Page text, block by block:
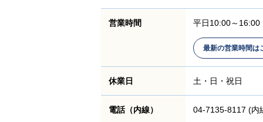
営業時間 平日10:00～16:00
最新の営業時間は
休業日 土・日・祝日
電話（内線） 04-7135-8117 (内